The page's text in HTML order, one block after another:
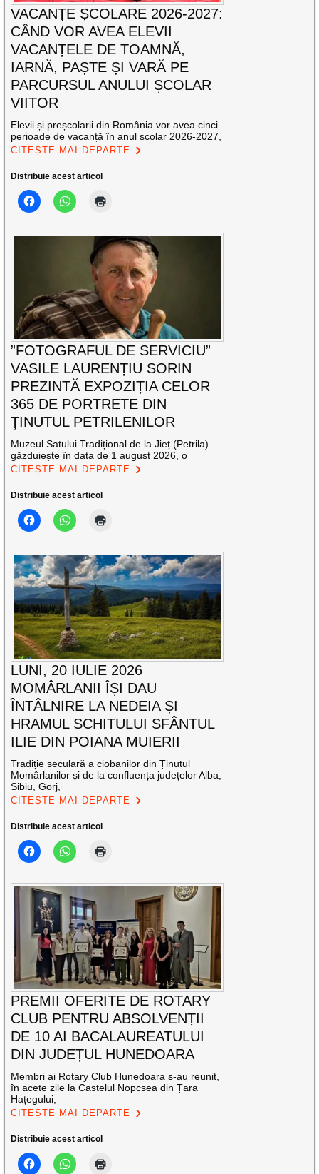
VACANȚE ȘCOLARE 2026-2027:
CÂND VOR AVEA ELEVII
VACANȚELE DE TOAMNĂ,
IARNĂ, PAȘTE ȘI VARĂ PE
PARCURSUL ANULUI ȘCOLAR
VIITOR
Elevii și preșcolarii din România vor avea cinci
perioade de vacanță în anul școlar 2026-2027,
CITEȘTE MAI DEPARTE
Distribuie acest articol
”FOTOGRAFUL DE SERVICIU”
VASILE LAURENȚIU SORIN
PREZINTĂ EXPOZIȚIA CELOR
365 DE PORTRETE DIN
ȚINUTUL PETRILENILOR
Muzeul Satului Tradițional de la Jieț (Petrila)
găzduiește în data de 1 august 2026, o
CITEȘTE MAI DEPARTE
Distribuie acest articol
LUNI, 20 IULIE 2026
MOMÂRLANII ÎȘI DAU
ÎNTÂLNIRE LA NEDEIA ȘI
HRAMUL SCHITULUI SFÂNTUL
ILIE DIN POIANA MUIERII
Tradiție seculară a ciobanilor din Ținutul
Momârlanilor și de la confluența județelor Alba,
Sibiu, Gorj,
CITEȘTE MAI DEPARTE
Distribuie acest articol
PREMII OFERITE DE ROTARY
CLUB PENTRU ABSOLVENȚII
DE 10 AI BACALAUREATULUI
DIN JUDEȚUL HUNEDOARA
Membri ai Rotary Club Hunedoara s-au reunit,
în acete zile la Castelul Nopcsea din Țara
Hațegului,
CITEȘTE MAI DEPARTE
Distribuie acest articol